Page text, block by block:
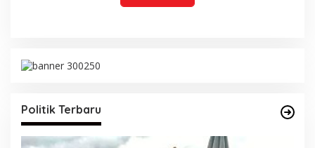
Politik Terbaru